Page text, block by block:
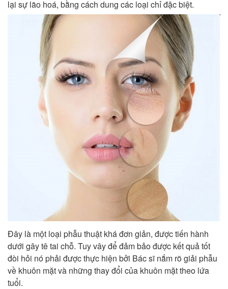
lại sự lão hoá, bằng cách dung các loại chỉ đặc biệt.
Đây là một loại phẫu thuật khá đơn giản, được tiến hành
dưới gây tê tai chỗ. Tuy vây để đảm bảo được kết quả tốt
đòi hỏi nó phải được thực hiện bởi Bác sĩ nắm rõ giải phẫu
về khuôn mặt và những thay đổi của khuôn mặt theo lứa
tuổi.